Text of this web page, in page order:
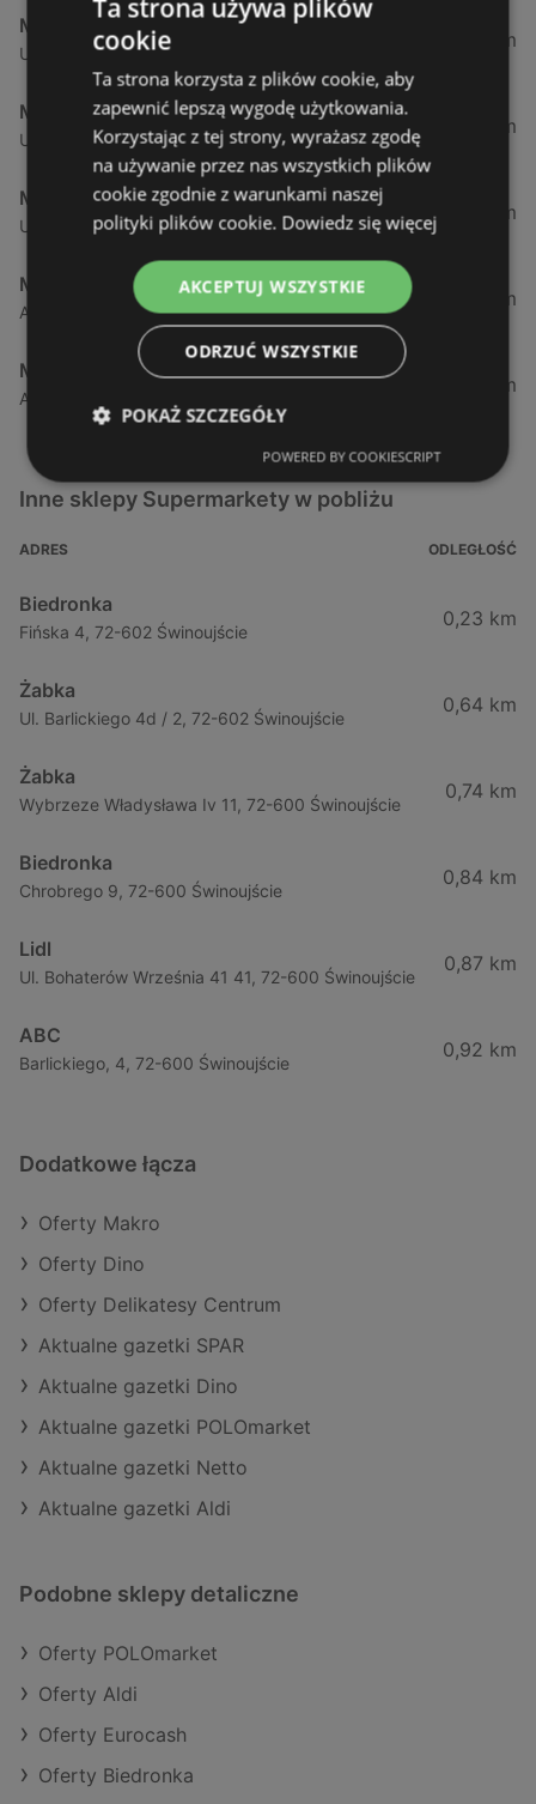
Makro
Ul. Syrenki, 1, 75-001 Koszalin
126,8 km
Makro
Ul. Jana Kilińskiego, 26, 76-200 Słupsk
191,41 km
Makro
Ul. Gorzowska, 2, 65-119 Zielona Góra
232,03 km
Makro
Al. Solidarności 51, 60-101 Poznań
240,29 km
Makro
Al. Jana Pawła Ii 123, 85-001 Bydgoszcz
263,35 km
Inne sklepy Supermarkety w pobliżu
ADRES ODLEGŁOŚĆ
Biedronka
Fińska 4, 72-602 Świnoujście
0,23 km
Żabka
Ul. Barlickiego 4d / 2, 72-602 Świnoujście
0,64 km
Żabka
Wybrzeze Władysława Iv 11, 72-600 Świnoujście
0,74 km
Biedronka
Chrobrego 9, 72-600 Świnoujście
0,84 km
Lidl
Ul. Bohaterów Września 41 41, 72-600 Świnoujście
0,87 km
ABC
Barlickiego, 4, 72-600 Świnoujście
0,92 km
Dodatkowe łącza
Oferty Makro
Oferty Dino
Oferty Delikatesy Centrum
Aktualne gazetki SPAR
Aktualne gazetki Dino
Aktualne gazetki POLOmarket
Aktualne gazetki Netto
Aktualne gazetki Aldi
Podobne sklepy detaliczne
Oferty POLOmarket
Oferty Aldi
Oferty Eurocash
Oferty Biedronka
Ta strona używa plików
cookie
Ta strona korzysta z plików cookie, aby
zapewnić lepszą wygodę użytkowania.
Korzystając z tej strony, wyrażasz zgodę
na używanie przez nas wszystkich plików
cookie zgodnie z warunkami naszej
polityki plików cookie. Dowiedz się więcej
AKCEPTUJ WSZYSTKIE
ODRZUĆ WSZYSTKIE
POKAŻ SZCZEGÓŁY
POWERED BY COOKIESCRIPT